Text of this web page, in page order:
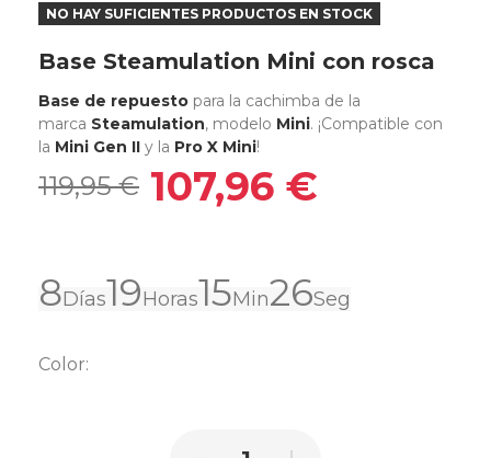
NO HAY SUFICIENTES PRODUCTOS EN STOCK
Base Steamulation Mini con rosca
Base de repuesto para la cachimba de la
marca Steamulation, modelo Mini. ¡Compatible con
la Mini Gen II y la Pro X Mini!
119,95 € 107,96 €
8Días19Horas15Min26Seg
Color: